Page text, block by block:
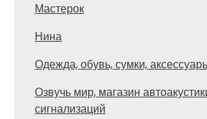
Мастерок
Нина
Одежда, обувь, сумки,
Озвучь мир, магазин
сигнализаций